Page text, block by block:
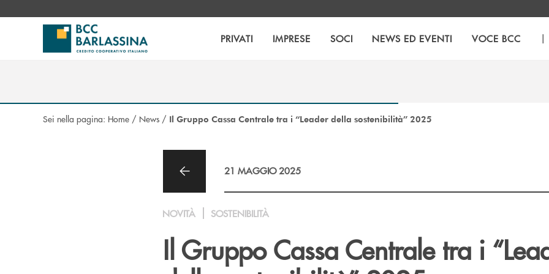
PRIVATI IMPRESE SOCI NEWS ED EVENTI VOCE BCC |
Sei nella pagina: Home / News / Il Gruppo Cassa Centrale tra i “Leader della sostenibilità” 2025
21 MAGGIO 2025
NOVITÀ SOSTENIBILITÀ
Il Gruppo Cassa Centrale tra i